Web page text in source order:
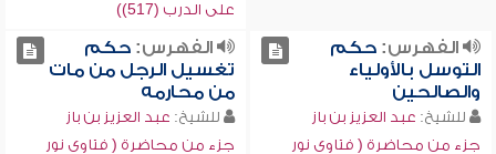
على الدرب (517))
الفهرس:حكم
التوسل بالأولياء
والصالحين
للشيخ: عبد العزيز بن باز
جزء من محاضرة ( فتاوى نور
الفهرس:حكم
تغسيل الرجل من مات
من محارمه
للشيخ: عبد العزيز بن باز
جزء من محاضرة ( فتاوى نور